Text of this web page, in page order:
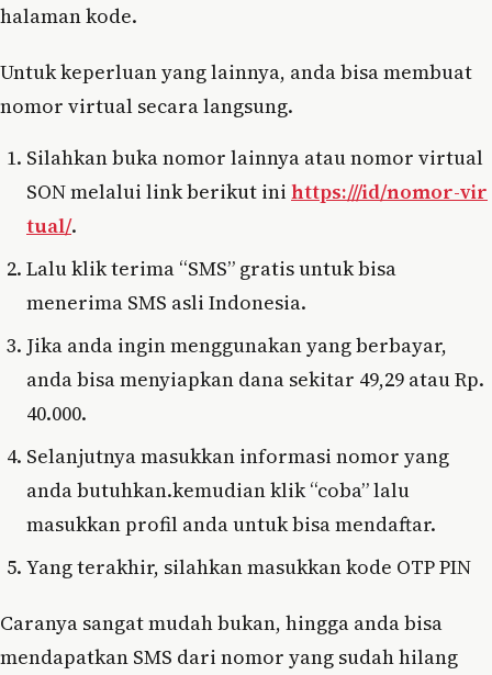
halaman kode.
Untuk keperluan yang lainnya, anda bisa membuat
nomor virtual secara langsung.
Silahkan buka nomor lainnya atau nomor virtual
SON melalui link berikut ini https:///id/nomor-vir
tual/.
Lalu klik terima “SMS” gratis untuk bisa
menerima SMS asli Indonesia.
Jika anda ingin menggunakan yang berbayar,
anda bisa menyiapkan dana sekitar 49,29 atau Rp.
40.000.
Selanjutnya masukkan informasi nomor yang
anda butuhkan.kemudian klik “coba” lalu
masukkan profil anda untuk bisa mendaftar.
Yang terakhir, silahkan masukkan kode OTP PIN
Caranya sangat mudah bukan, hingga anda bisa
mendapatkan SMS dari nomor yang sudah hilang